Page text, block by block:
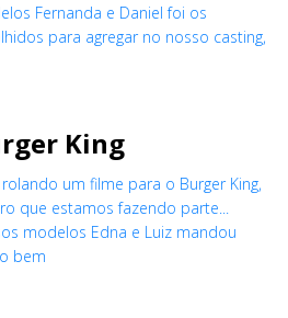
Fernanda e Daniel foi os
para agregar no nosso casting,
King
rolando um filme para o Burger King,
que estamos fazendo parte...
modelos Edna e Luiz mandou
bem